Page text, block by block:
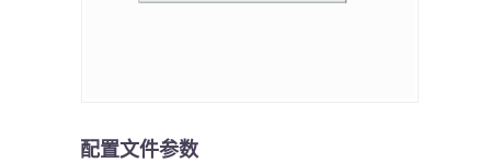
配置文件参数